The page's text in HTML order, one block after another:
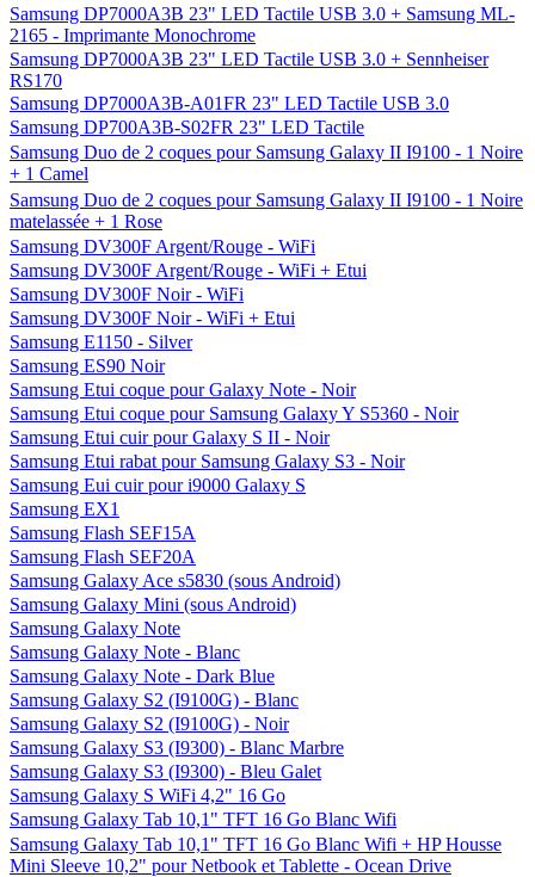
Samsung DP7000A3B 23" LED Tactile USB 3.0 + Samsung ML-
2165 - Imprimante Monochrome
Samsung DP7000A3B 23" LED Tactile USB 3.0 + Sennheiser
RS170
Samsung DP7000A3B-A01FR 23" LED Tactile USB 3.0
Samsung DP700A3B-S02FR 23" LED Tactile
Samsung Duo de 2 coques pour Samsung Galaxy II I9100 - 1 Noire
+ 1 Camel
Samsung Duo de 2 coques pour Samsung Galaxy II I9100 - 1 Noire
matelassée + 1 Rose
Samsung DV300F Argent/Rouge - WiFi
Samsung DV300F Argent/Rouge - WiFi + Etui
Samsung DV300F Noir - WiFi
Samsung DV300F Noir - WiFi + Etui
Samsung E1150 - Silver
Samsung ES90 Noir
Samsung Etui coque pour Galaxy Note - Noir
Samsung Etui coque pour Samsung Galaxy Y S5360 - Noir
Samsung Etui cuir pour Galaxy S II - Noir
Samsung Etui rabat pour Samsung Galaxy S3 - Noir
Samsung Eui cuir pour i9000 Galaxy S
Samsung EX1
Samsung Flash SEF15A
Samsung Flash SEF20A
Samsung Galaxy Ace s5830 (sous Android)
Samsung Galaxy Mini (sous Android)
Samsung Galaxy Note
Samsung Galaxy Note - Blanc
Samsung Galaxy Note - Dark Blue
Samsung Galaxy S2 (I9100G) - Blanc
Samsung Galaxy S2 (I9100G) - Noir
Samsung Galaxy S3 (I9300) - Blanc Marbre
Samsung Galaxy S3 (I9300) - Bleu Galet
Samsung Galaxy S WiFi 4,2" 16 Go
Samsung Galaxy Tab 10,1" TFT 16 Go Blanc Wifi
Samsung Galaxy Tab 10,1" TFT 16 Go Blanc Wifi + HP Housse
Mini Sleeve 10,2" pour Netbook et Tablette - Ocean Drive